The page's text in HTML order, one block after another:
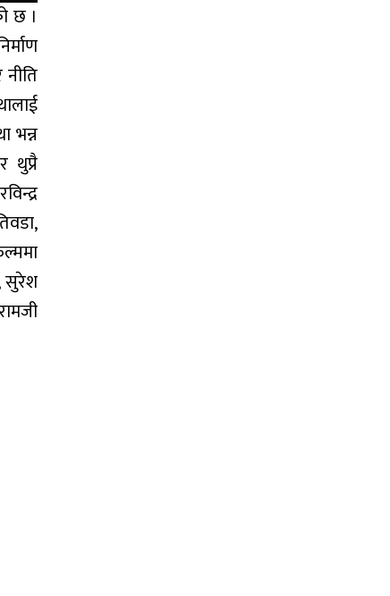
छ ।
भन्न
थुप्रै
सुरेश